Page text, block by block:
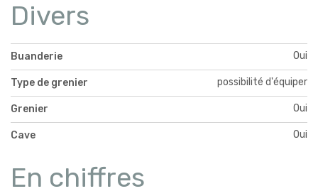
Divers
Buanderie Oui
Type de grenier possibilité d'équiper
Grenier Oui
Cave Oui
En chiffres